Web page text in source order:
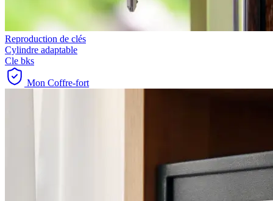
Reproduction de clés
Cylindre adaptable
Cle bks
Mon Coffre-fort